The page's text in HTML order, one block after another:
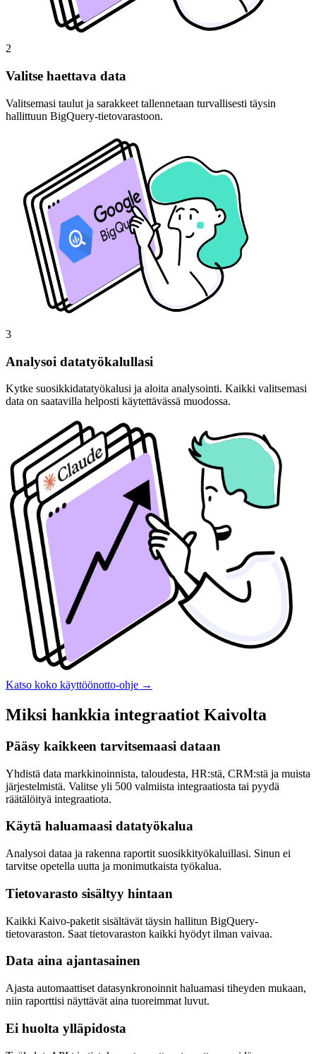
2
Valitse haettava data
Valitsemasi taulut ja sarakkeet tallennetaan turvallisesti täysin
hallittuun BigQuery-tietovarastoon.
3
Analysoi datatyökalullasi
Kytke suosikkidatatyökalusi ja aloita analysointi. Kaikki valitsemasi
data on saatavilla helposti käytettävässä muodossa.
Katso koko käyttöönotto-ohje →
Miksi hankkia integraatiot Kaivolta
Pääsy kaikkeen tarvitsemaasi dataan
Yhdistä data markkinoinnista, taloudesta, HR:stä, CRM:stä ja muista
järjestelmistä. Valitse yli 500 valmiista integraatiosta tai pyydä
räätälöityä integraatiota.
Käytä haluamaasi datatyökalua
Analysoi dataa ja rakenna raportit suosikkityökaluillasi. Sinun ei
tarvitse opetella uutta ja monimutkaista työkalua.
Tietovarasto sisältyy hintaan
Kaikki Kaivo-paketit sisältävät täysin hallitun BigQuery-
tietovaraston. Saat tietovaraston kaikki hyödyt ilman vaivaa.
Data aina ajantasainen
Ajasta automaattiset datasynkronoinnit haluamasi tiheyden mukaan,
niin raporttisi näyttävät aina tuoreimmat luvut.
Ei huolta ylläpidosta